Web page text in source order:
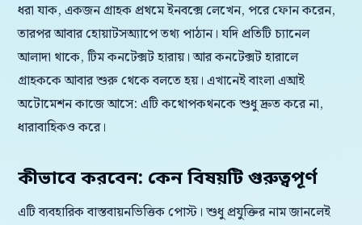
ধরা যাক, একজন গ্রাহক প্রথমে ইনবক্সে লেখেন, পরে ফোন করেন,
তারপর আবার হোয়াটসঅ্যাপে তথ্য পাঠান। যদি প্রতিটি চ্যানেল
আলাদা থাকে, টিম কনটেক্সট হারায়। আর কনটেক্সট হারালে
গ্রাহককে আবার শুরু থেকে বলতে হয়। এখানেই বাংলা এআই
অটোমেশন কাজে আসে: এটি কথোপকথনকে শুধু দ্রুত করে না,
ধারাবাহিকও করে।
কীভাবে করবেন: কেন বিষয়টি গুরুত্বপূর্ণ
এটি ব্যবহারিক বাস্তবায়নভিত্তিক পোস্ট। শুধু প্রযুক্তির নাম জানলেই